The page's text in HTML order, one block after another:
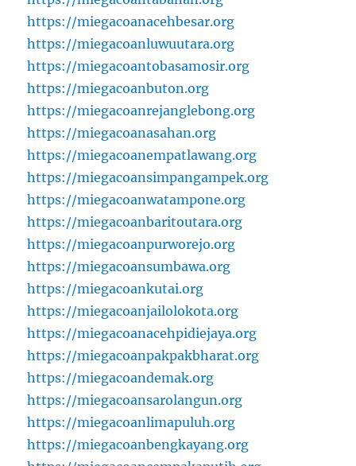
https://miegacoanacehbesar.org
https://miegacoanluwuutara.org
https://miegacoantobasamosir.org
https://miegacoanbuton.org
https://miegacoanrejanglebong.org
https://miegacoanasahan.org
https://miegacoanempatlawang.org
https://miegacoansimpangampek.org
https://miegacoanwatampone.org
https://miegacoanbaritoutara.org
https://miegacoanpurworejo.org
https://miegacoansumbawa.org
https://miegacoankutai.org
https://miegacoanjailolokota.org
https://miegacoanacehpidiejaya.org
https://miegacoanpakpakbharat.org
https://miegacoandemak.org
https://miegacoansarolangun.org
https://miegacoanlimapuluh.org
https://miegacoanbengkayang.org